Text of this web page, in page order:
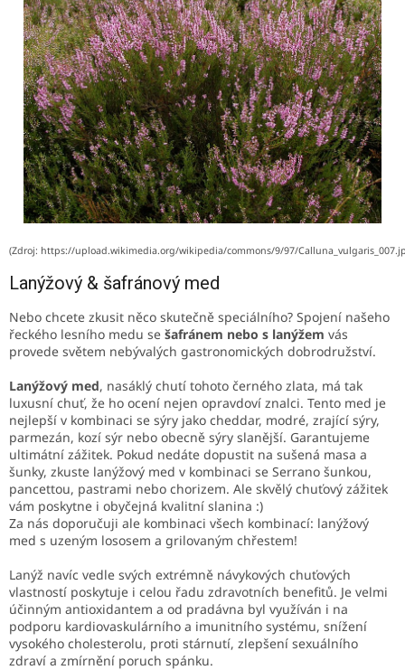
(Zdroj: https://upload.wikimedia.org/wikipedia/commons/9/97/
Lanýžový & šafránový med
Nebo chcete zkusit něco skutečně speciálního? Spojení našeho
řeckého lesního medu se šafránem nebo s lanýžem vás
provede světem nebývalých gastronomických dobrodružství.
Lanýžový med, nasáklý chutí tohoto černého zlata, má tak
luxusní chuť, že ho ocení nejen opravdoví znalci. Tento med je
nejlepší v kombinaci se sýry jako cheddar, modré, zrající sýry,
parmezán, kozí sýr nebo obecně sýry slanější. Garantujeme
ultimátní zážitek. Pokud nedáte dopustit na sušená masa a
šunky, zkuste lanýžový med v kombinaci se Serrano šunkou,
pancettou, pastrami nebo chorizem. Ale skvělý chuťový zážitek
vám poskytne i obyčejná kvalitní slanina :)
Za nás doporučuji ale kombinaci všech kombinací: lanýžový
med s uzeným lososem a grilovaným chřestem!
Lanýž navíc vedle svých extrémně návykových chuťových
vlastností poskytuje i celou řadu zdravotních benefitů. Je velmi
účinným antioxidantem a od pradávna byl využíván i na
podporu kardiovaskulárního a imunitního systému, snížení
vysokého cholesterolu, proti stárnutí, zlepšení sexuálního
zdraví a zmírnění poruch spánku.